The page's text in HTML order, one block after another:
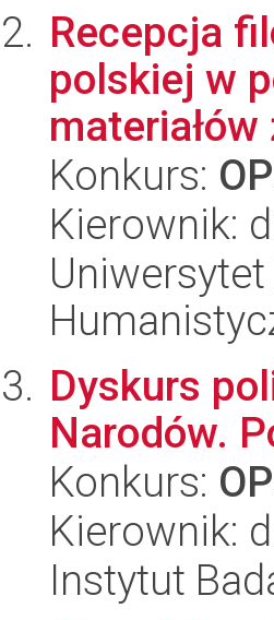
Recepcja
polskiej w
Konkurs:
Kierownik:
Uniwersytet
Dyskurs
Narodów.
Konkurs:
Kierownik:
Instytut